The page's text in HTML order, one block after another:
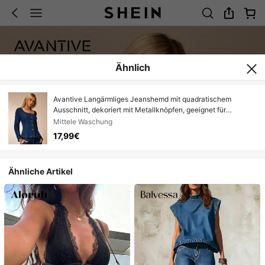
Ähnlich
Avantive Langärmliges Jeanshemd mit quadratischem
Ausschnitt, dekoriert mit Metallknöpfen, geeignet für
Winter/Herbst, Ausgehen, Geburtstag, Casual,
Millennium/2000/90er Jahre, Western-Stil Damen, Club,
Büro, Cocktails, Retro, Rave Festival, Fun, Klassisch, Old
Mittele Waschung
17,99€
Ähnliche Artikel